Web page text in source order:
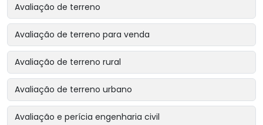
Avaliação de terreno
Avaliação de terreno para venda
Avaliação de terreno rural
Avaliação de terreno urbano
Avaliação e perícia engenharia civil